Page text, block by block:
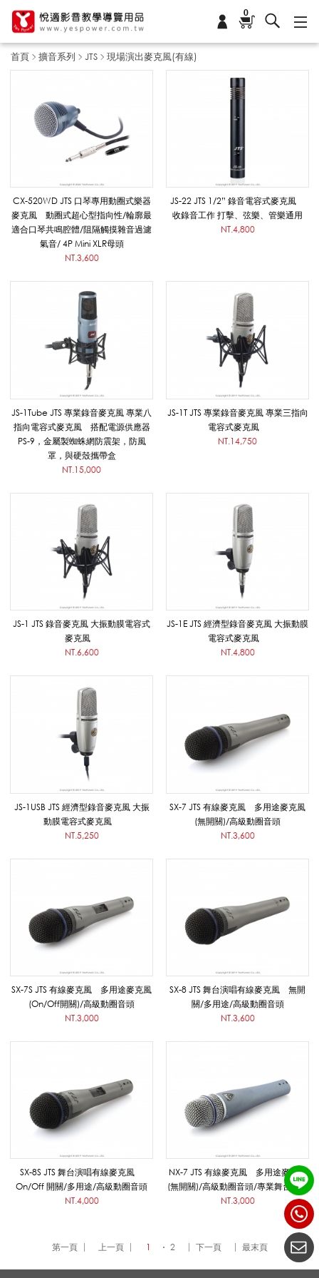
0
首頁 擴音系列 JTS 現場演出麥克風(有線)
演
風
(
)
S
_
擴
音
系
悅
CX-520WD JTS 口琴專用動圈式樂器
麥克風 動圈式超心型指向性/輪廓最
適合口琴共鳴腔體/阻隔觸摸雜音過濾
氣音/ 4P Mini XLR母頭
NT.3,600
JS-22 JTS 1/2” 錄音電容式麥克風
收錄音工作 打擊、弦樂、管樂通用
NT.4,800
JS-1Tube JTS 專業錄音麥克風 專業八
指向電容式麥克風 搭配電源供應器
PS-9，金屬製蜘蛛網防震架，防風
罩，與硬殼攜帶盒
NT.15,000
JS-1T JTS 專業錄音麥克風 專業三指向
電容式麥克風
NT.14,750
JS-1 JTS 錄音麥克風 大振動膜電容式
麥克風
NT.6,600
JS-1E JTS 經濟型錄音麥克風 大振動膜
電容式麥克風
NT.4,800
JS-1USB JTS 經濟型錄音麥克風 大振
動膜電容式麥克風
NT.5,250
SX-7 JTS 有線麥克風 多用途麥克風
(無開關)/高級動圈音頭
NT.3,600
SX-7S JTS 有線麥克風 多用途麥克風
(On/Off開關)/高級動圈音頭
NT.3,000
SX-8 JTS 舞台演唱有線麥克風 無開
關/多用途/高級動圈音頭
NT.3,600
SX-8S JTS 舞台演唱有線麥克風
On/Off 開關/多用途/高級動圈音頭
NT.4,000
NX-7 JTS 有線麥克風 多用途麥克風
(無開關)/高級動圈音頭/專業舞台演出
NT.3,000
第一頁 上一頁 1 2 下一頁 最末頁